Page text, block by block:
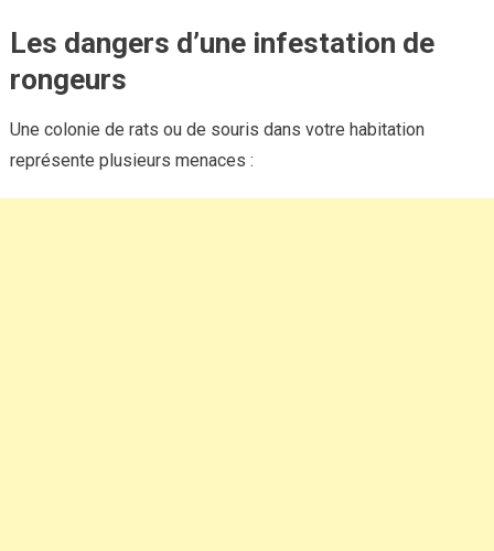
Les dangers d’une infestation de
rongeurs
Une colonie de rats ou de souris dans votre habitation
représente plusieurs menaces :